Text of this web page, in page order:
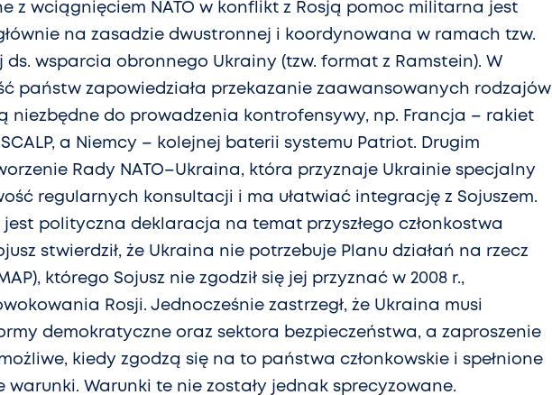
z wciągnięciem NATO w konflikt z Rosją pomoc militarna jest
na zasadzie dwustronnej i koordynowana w ramach tzw.
wsparcia obronnego Ukrainy (tzw. format z Ramstein). W
państw zapowiedziała przekazanie zaawansowanych rodzajów
niezbędne do prowadzenia kontrofensywy, np. Francja – rakiet
a Niemcy – kolejnej baterii systemu Patriot. Drugim
Rady NATO–Ukraina, która przyznaje Ukrainie specjalny
regularnych konsultacji i ma ułatwiać integrację z Sojuszem.
jest polityczna deklaracja na temat przyszłego członkostwa
stwierdził, że Ukraina nie potrzebuje Planu działań na rzecz
którego Sojusz nie zgodził się jej przyznać w 2008 r.,
Rosji. Jednocześnie zastrzegł, że Ukraina musi
demokratyczne oraz sektora bezpieczeństwa, a zaproszenie
kiedy zgodzą się na to państwa członkowskie i spełnione
warunki. Warunki te nie zostały jednak sprecyzowane.